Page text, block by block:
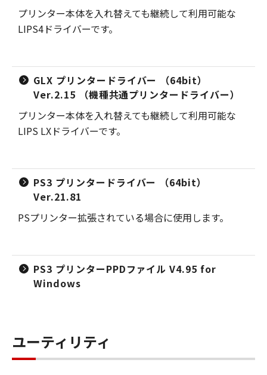
プリンター本体を入れ替えても継続して利用可能な
LIPS4ドライバーです。
GLX プリンタードライバー （64bit）
Ver.2.15 （機種共通プリンタードライバー）
プリンター本体を入れ替えても継続して利用可能な
LIPS LXドライバーです。
PS3 プリンタードライバー （64bit）
Ver.21.81
PSプリンター拡張されている場合に使用します。
PS3 プリンターPPDファイル V4.95 for
Windows
ユーティリティ